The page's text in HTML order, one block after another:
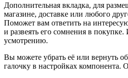
Дополнительная вкладка, для
магазине, доставке или любого
Поможет вам ответить на
и развеять его сомнения в
усмотрению.
Вы можете убрать её или вернуть
галочку в настройках компонента.